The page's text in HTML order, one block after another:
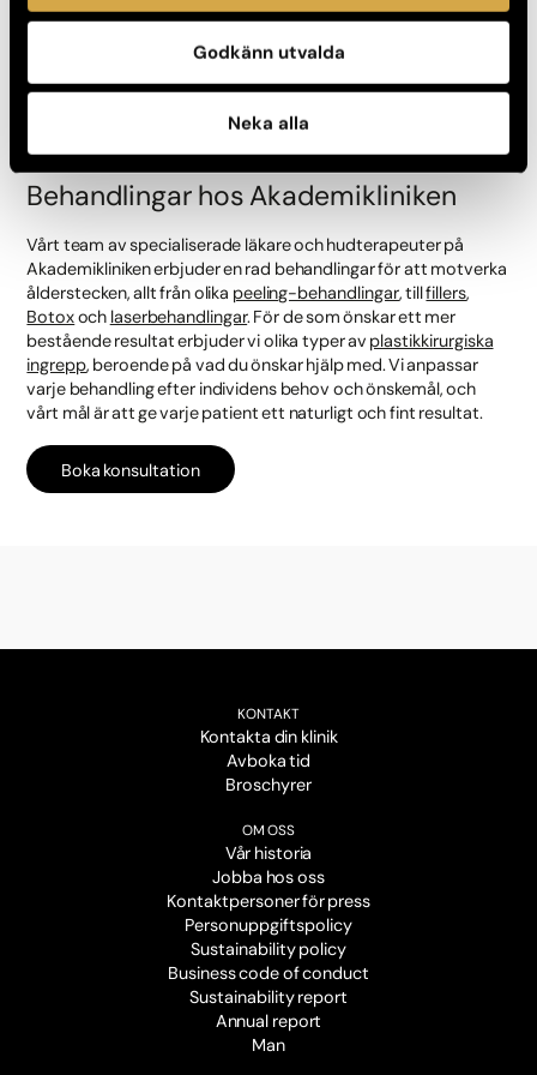
Godkänn utvalda
Neka alla
bekämpa mörka ringar och fina linjer.
Kom ihåg att alltid välja produkter som passar din hudtyp och
hudens specifika behov. Det är också viktigt att vara
konsekvent med din hudvårdsrutin och ge produkterna tid att
Behandlingar hos Akademikliniken
Vårt team av specialiserade läkare och hudterapeuter på
Akademikliniken erbjuder en rad behandlingar för att motverka
ålderstecken, allt från olika peeling-behandlingar, tillfillers,
Botoxoch laserbehandlingar. För de som önskar ett mer
bestående resultat erbjuder vi olika typer av plastikkirurgiska
ingrepp, beroende på vad du önskar hjälp med. Vi anpassar
varje behandling efter individens behov och önskemål, och
vårt mål är att ge varje patient ett naturligt och fint resultat.
Boka konsultation
KONTAKT
Kontakta din klinik
Avboka tid
Broschyrer
OM OSS
Vår historia
Jobba hos oss
Kontaktpersoner för press
Personuppgiftspolicy
Sustainability policy
Business code of conduct
Sustainability report
Annual report
Man